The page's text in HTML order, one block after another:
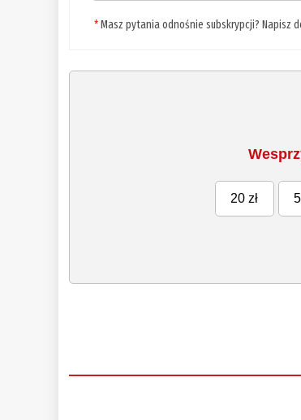
*Masz pytania odnośnie subskrypcji? Napisz
20 zł